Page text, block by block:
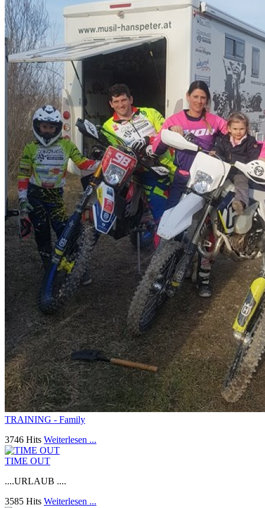
TRAINING - Family
3746 Hits Weiterlesen ...
TIME OUT
....URLAUB ....
3585 Hits Weiterlesen ...